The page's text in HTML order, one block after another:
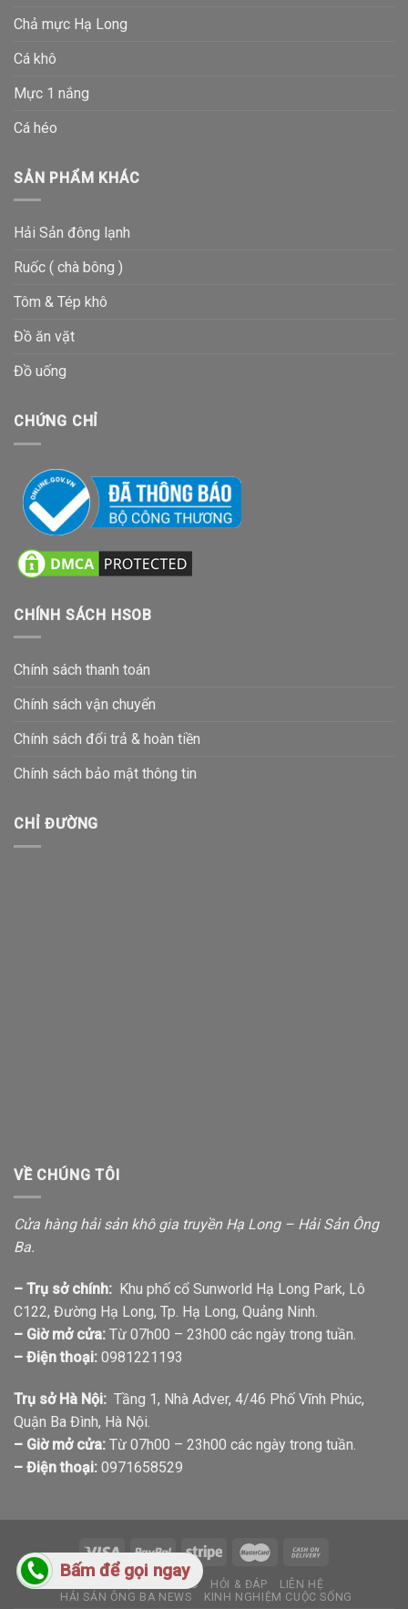
Chả mực Hạ Long
Cá khô
Mực 1 nắng
Cá héo
SẢN PHẨM KHÁC
Hải Sản đông lạnh
Ruốc ( chà bông )
Tôm & Tép khô
Đồ ăn vặt
Đồ uống
CHỨNG CHỈ
CHÍNH SÁCH HSOB
Chính sách thanh toán
Chính sách vận chuyển
Chính sách đổi trả & hoàn tiền
Chính sách bảo mật thông tin
CHỈ ĐƯỜNG
VỀ CHÚNG TÔI
Cửa hàng hải sản khô gia truyền Hạ Long – Hải Sản Ông
Ba.
– Trụ sở chính: Khu phố cổ Sunworld Hạ Long Park, Lô
C122, Đường Hạ Long, Tp. Hạ Long, Quảng Ninh.
– Giờ mở cửa: Từ 07h00 – 23h00 các ngày trong tuần.
– Điện thoại: 0981221193
Trụ sở Hà Nội: Tầng 1, Nhà Adver, 4/46 Phố Vĩnh Phúc,
Quận Ba Đình, Hà Nội.
– Giờ mở cửa: Từ 07h00 – 23h00 các ngày trong tuần.
– Điện thoại: 0971658529
GIỚI THIỆU TIN TỨC HỎI & ĐÁP
LIÊN HỆ
HẢI SẢN ÔNG BA NEWS
KINH NGHIỆM CUỘC SỐNG
Bấm để gọi ngay